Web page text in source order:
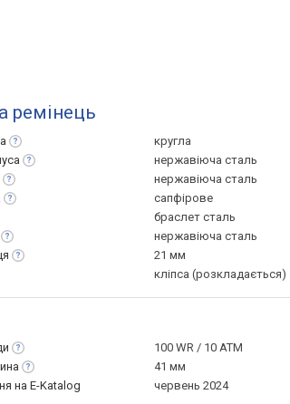
ремінець
кругла
нержавіюча сталь
нержавіюча сталь
сапфірове
браслет сталь
нержавіюча сталь
21 мм
кліпса (розкладається)
100 WR / 10 ATM
41 мм
на E-Katalog
червень 2024